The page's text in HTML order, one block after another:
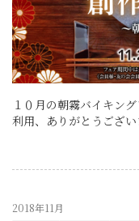
１０月の朝霧バイキン
利用、ありがとうござ
2018年11月